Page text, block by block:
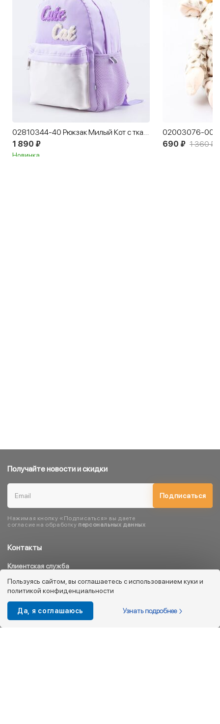
02810344-40 Рюкзак Милый Кот с тканевыми наклейками
1 890 ₽
Новинка
690 ₽ 1 360 ₽
Контакты
Клиентская служба
8 800 333 08 45
info@kotofey.ru
Магазины в Москва (50)
Получайте новости и скидки
Подписаться
Нажимая кнопку «Подписаться» вы даете
согласие на обработку персональных данных
Пользуясь сайтом, вы соглашаетесь с использованием куки и
политикой конфиденциальности
Да, я соглашаюсь Узнать подробнее